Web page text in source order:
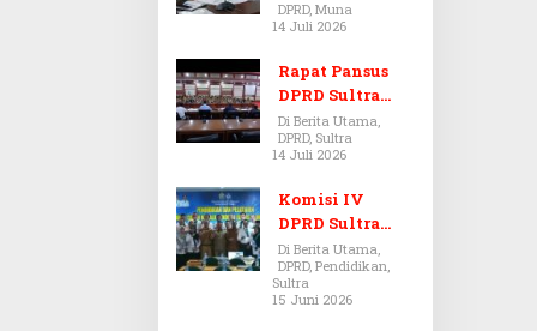
Dugaan Jual
Beli Tanah
Bermasalah di
Muna
DPRD, Muna
14 Juli 2026
Rapat Pansus
DPRD Sultra
Diskors Dua
Kali Akibat
Ketidakhadira
n Pj Sekda
Di Berita Utama,
DPRD, Sultra
14 Juli 2026
Komisi IV
DPRD Sultra
Kawal Hak
Guru,
Rencanakan
Di Berita Utama,
DPRD, Pendidikan,
Sultra
15 Juni 2026